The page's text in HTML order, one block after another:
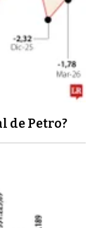
de Petro?